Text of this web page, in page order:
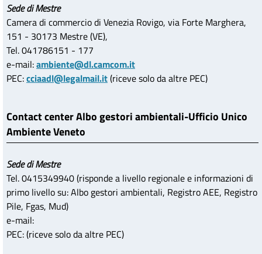
Sede di Mestre
Camera di commercio di Venezia Rovigo, via Forte Marghera,
151 - 30173 Mestre (VE),
Tel. 041786151 - 177
e-mail:ambiente@dl.camcom.it
PEC:cciaadl@legalmail.it(riceve solo da altre PEC)
Contact center Albo gestori ambientali-Ufficio Unico
Ambiente Veneto
Sede di Mestre
Tel. 0415349940 (risponde a livello regionale e informazioni di
primo livello su: Albo gestori ambientali, Registro AEE, Registro
Pile, Fgas, Mud)
e-mail:
PEC:(riceve solo da altre PEC)